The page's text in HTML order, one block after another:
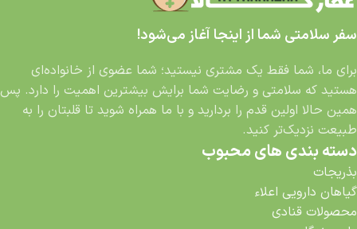
سفر سلامتی شما از اینجا آغاز می‌شود!
برای ما، شما فقط یک مشتری نیستید؛ شما عضوی از خانواده‌ای
هستید که سلامتی و رضایت شما برایش بیشترین اهمیت را دارد. پس
همین حالا اولین قدم را بردارید و با ما همراه شوید تا قلبتان را به
طبیعت نزدیک‌تر کنید.
دسته بندی های محبوب
بذریجات
گیاهان دارویی اعلاء
محصولات قنادی